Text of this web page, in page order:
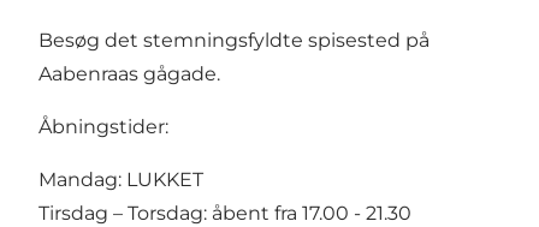
Besøg det stemningsfyldte spisested på
Aabenraas gågade.
Åbningstider:
Mandag: LUKKET
Tirsdag – Torsdag: åbent fra 17.00 - 21.30